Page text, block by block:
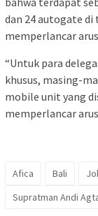
dan 24 autogate
memperlancar
“Untuk para
khusus, masing-
mobile unit yang
memperlancar
Afica Bali
Supratman Andi